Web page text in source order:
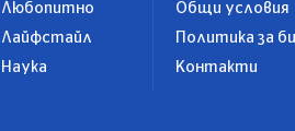
Любопитно
Лайфстайл
Наука
Общи условия
Политика за
Контакти